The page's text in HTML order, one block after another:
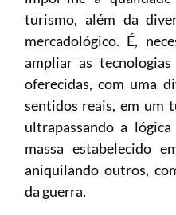
turismo, além da
mercadológico. É,
ampliar as
oferecidas, com uma
sentidos reais, em um
ultrapassando a
massa estabelecido
aniquilando outros,
da guerra.